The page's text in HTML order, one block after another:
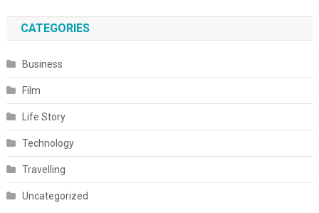
CATEGORIES
Business
Film
Life Story
Technology
Travelling
Uncategorized